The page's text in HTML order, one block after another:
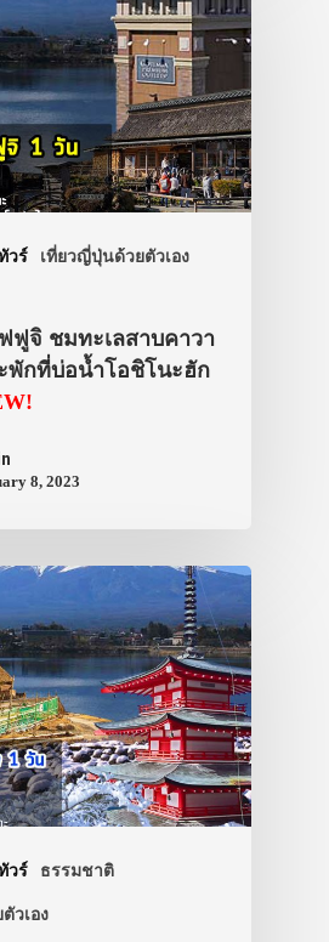
วร์ เที่ยวญี่ปุ่นด้วยตัวเอง
ฟูจิ ชมทะเลสาบคาวา
พักที่บ่อน้ำโอชิโนะฮัก
8, 2023
วร์ ธรรมชาติ
วเอง